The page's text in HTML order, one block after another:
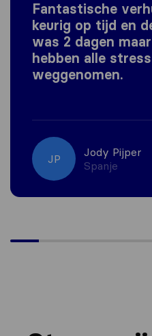
Fantastische
keurig op tijd en
was 2 dagen
hebben alle
weggenomen.
JP
Jody Pijper
Spanje